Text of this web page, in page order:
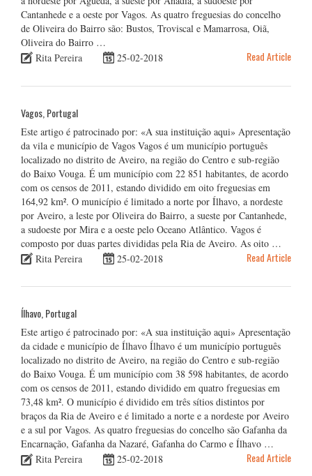
Cantanhede e a oeste por Vagos. As quatro freguesias do concelho
de Oliveira do Bairro são: Bustos, Troviscal e Mamarrosa, Oiã,
Oliveira do Bairro …
Rita Pereira
25-02-2018 Read Article
Vagos, Portugal
Este artigo é patrocinado por: «A sua instituição aqui» Apresentação
da vila e município de Vagos Vagos é um município português
localizado no distrito de Aveiro, na região do Centro e sub-região
do Baixo Vouga. É um município com 22 851 habitantes, de acordo
com os censos de 2011, estando dividido em oito freguesias em
164,92 km². O município é limitado a norte por Ílhavo, a nordeste
por Aveiro, a leste por Oliveira do Bairro, a sueste por Cantanhede,
a sudoeste por Mira e a oeste pelo Oceano Atlântico. Vagos é
composto por duas partes divididas pela Ria de Aveiro. As oito …
Rita Pereira
25-02-2018 Read Article
Ílhavo, Portugal
Este artigo é patrocinado por: «A sua instituição aqui» Apresentação
da cidade e município de Ílhavo Ílhavo é um município português
localizado no distrito de Aveiro, na região do Centro e sub-região
do Baixo Vouga. É um município com 38 598 habitantes, de acordo
com os censos de 2011, estando dividido em quatro freguesias em
73,48 km². O município é dividido em três sítios distintos por
braços da Ria de Aveiro e é limitado a norte e a nordeste por Aveiro
e a sul por Vagos. As quatro freguesias do concelho são Gafanha da
Encarnação, Gafanha da Nazaré, Gafanha do Carmo e Ílhavo …
Rita Pereira
25-02-2018 Read Article